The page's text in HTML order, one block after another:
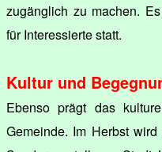
zugänglich zu machen.
für Interessierte statt.
Kultur und
Ebenso prägt das
Gemeinde. Im Herbst